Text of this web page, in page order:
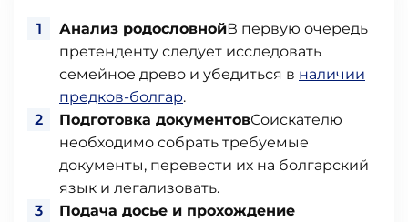
Анализ родословнойВ первую очередь
претенденту следует исследовать
семейное древо и убедиться в наличии
предков-болгар.
Подготовка документовСоискателю
необходимо собрать требуемые
документы, перевести их на болгарский
язык и легализовать.
Подача досье и прохождение